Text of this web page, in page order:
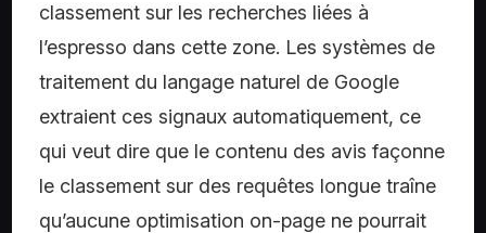
classement sur les recherches liées à
l’espresso dans cette zone. Les systèmes de
traitement du langage naturel de Google
extraient ces signaux automatiquement, ce
qui veut dire que le contenu des avis façonne
le classement sur des requêtes longue traîne
qu’aucune optimisation on-page ne pourrait